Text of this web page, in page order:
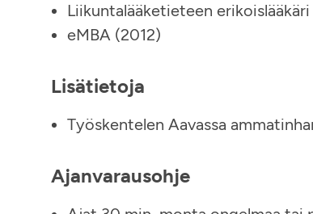
Liikuntalääketieteen
eMBA (2012)
Lisätietoja
Työskentelen Aavassa
Ajanvarausohje